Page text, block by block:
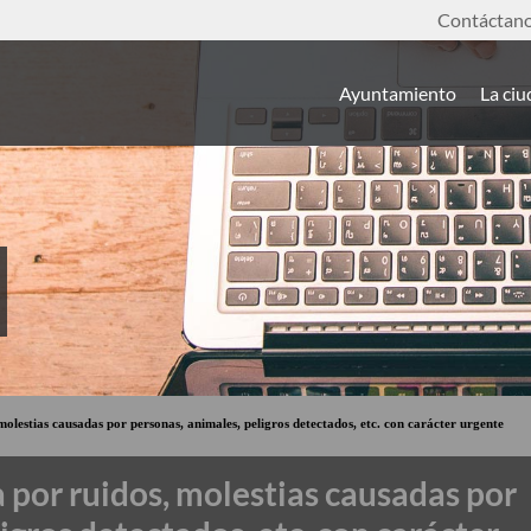
Ayuntamiento La
causadas por personas, animales, peligros detectados, etc. con carácter urgente
ruidos, molestias causadas por